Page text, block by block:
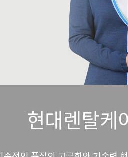
현대렌탈케